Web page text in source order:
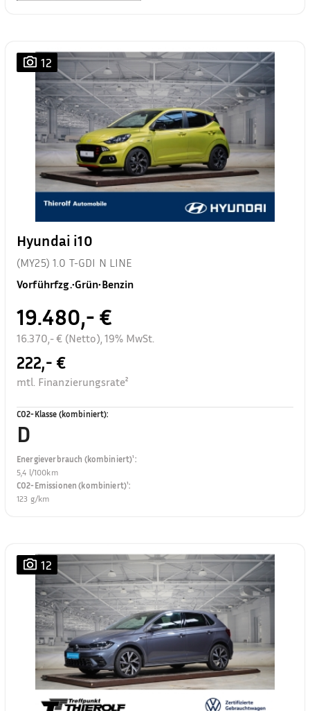
12
Hyundai i10
(MY25) 1.0 T-GDI N LINE
Vorführfzg.•Grün•Benzin
19.480,- €
16.370,- € (Netto), 19% MwSt.
222,- €
mtl. Finanzierungsrate²
CO2-Klasse (kombiniert):
D
Energieverbrauch (kombiniert)¹:
5,4 l/100km
CO2-Emissionen (kombiniert)¹:
123 g/km
12